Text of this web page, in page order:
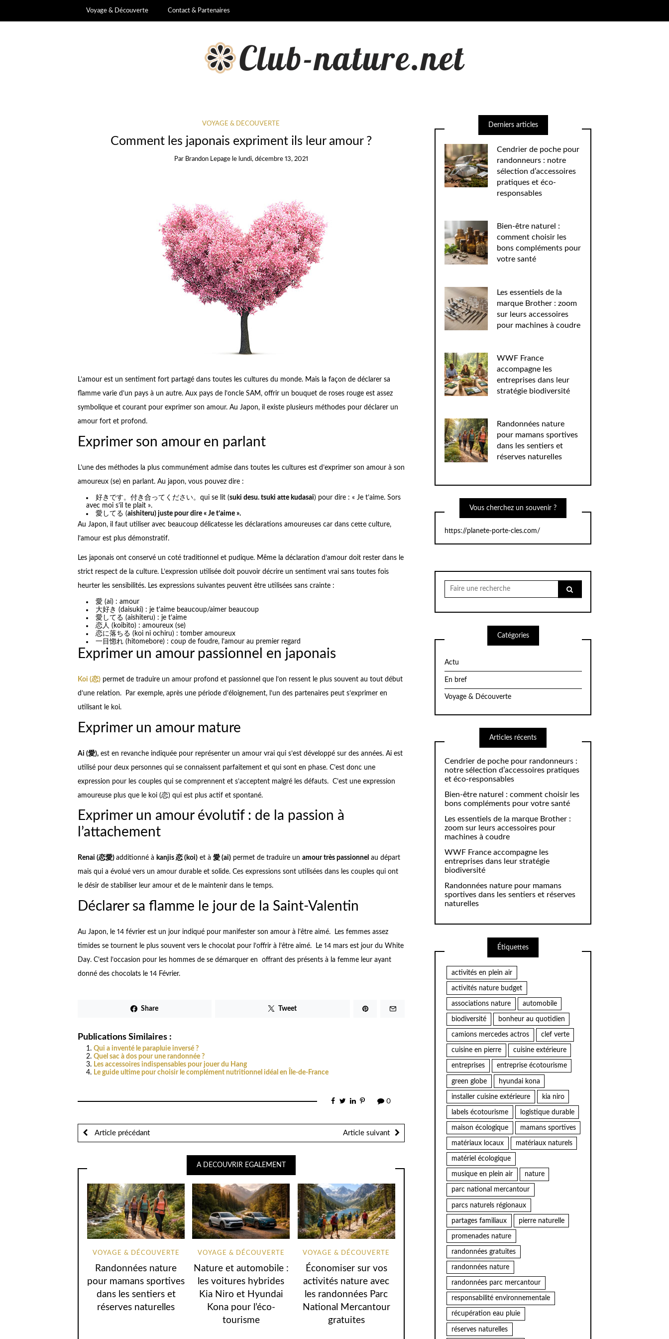
Voyage & Découverte Contact & Partenaires
VOYAGE & DÉCOUVERTE
Comment les japonais expriment ils leur amour ?
Par Brandon Lepage le lundi, décembre 13, 2021
L’amour est un sentiment fort partagé dans toutes les cultures du monde. Mais la façon de déclarer sa
flamme varie d’un pays à un autre. Aux pays de l’oncle SAM, offrir un bouquet de roses rouge est assez
symbolique et courant pour exprimer son amour. Au Japon, il existe plusieurs méthodes pour déclarer un
amour fort et profond.
Exprimer son amour en parlant
L’une des méthodes la plus communément admise dans toutes les cultures est d’exprimer son amour à son
amoureux (se) en parlant. Au japon, vous pouvez dire :
好きです。付き合ってください。qui se lit (suki desu. tsuki atte kudasai) pour dire : « Je t’aime. Sors
avec moi s’il te plait ».
愛してる (aishiteru) juste pour dire « Je t’aime ».
Au Japon, il faut utiliser avec beaucoup délicatesse les déclarations amoureuses car dans cette culture,
l’amour est plus démonstratif.
Les japonais ont conservé un coté traditionnel et pudique. Même la déclaration d’amour doit rester dans le
strict respect de la culture. L’expression utilisée doit pouvoir décrire un sentiment vrai sans toutes fois
heurter les sensibilités. Les expressions suivantes peuvent être utilisées sans crainte :
愛 (ai) : amour
大好き (daisuki) : je t’aime beaucoup/aimer beaucoup
愛してる (aishiteru) : je t’aime
恋人 (koibito) : amoureux (se)
恋に落ちる (koi ni ochiru) : tomber amoureux
一目惚れ (hitomebore) : coup de foudre, l’amour au premier regard
Exprimer un amour passionnel en japonais
Koi (恋) permet de traduire un amour profond et passionnel que l’on ressent le plus souvent au tout début
d’une relation. Par exemple, après une période d’éloignement, l’un des partenaires peut s’exprimer en
utilisant le koi.
Exprimer un amour mature
Ai (愛),est en revanche indiquée pour représenter un amour vrai qui s’est développé sur des années. Ai est
utilisé pour deux personnes qui se connaissent parfaitement et qui sont en phase. C’est donc une
expression pour les couples qui se comprennent et s’acceptent malgré les défauts. C’est une expression
amoureuse plus que le koi (恋) qui est plus actif et spontané.
Exprimer un amour évolutif : de la passion à
l’attachement
Renai (恋愛) additionné à kanjis 恋(koi)et à 愛(ai)permet de traduire un amour très passionnel au départ
mais qui a évolué vers un amour durable et solide. Ces expressions sont utilisées dans les couples qui ont
le désir de stabiliser leur amour et de le maintenir dans le temps.
Déclarer sa flamme le jour de la Saint-Valentin
Au Japon, le 14 février est un jour indiqué pour manifester son amour à l’être aimé. Les femmes assez
timides se tournent le plus souvent vers le chocolat pour l’offrir à l’être aimé. Le 14 mars est jour du White
Day. C’est l’occasion pour les hommes de se démarquer en offrant des présents à la femme leur ayant
donné des chocolats le 14 Février.
Share Tweet
Publications Similaires :
Qui a inventé le parapluie inversé ?
Quel sac à dos pour une randonnée ?
Les accessoires indispensables pour jouer du Hang
Le guide ultime pour choisir le complément nutritionnel idéal en Île-de-France
0
Article précédant Article suivant
A DECOUVRIR EGALEMENT
VOYAGE & DÉCOUVERTE
Randonnées nature
pour mamans sportives
dans les sentiers et
réserves naturelles
VOYAGE & DÉCOUVERTE
Nature et automobile :
les voitures hybrides
Kia Niro et Hyundai
Kona pour l’éco-
tourisme
VOYAGE & DÉCOUVERTE
Économiser sur vos
activités nature avec
les randonnées Parc
National Mercantour
gratuites
Derniers articles
Cendrier de poche pour
randonneurs : notre
sélection d’accessoires
pratiques et éco-
responsables
Bien-être naturel :
comment choisir les
bons compléments pour
votre santé
Les essentiels de la
marque Brother : zoom
sur leurs accessoires
pour machines à coudre
WWF France
accompagne les
entreprises dans leur
stratégie biodiversité
Randonnées nature
pour mamans sportives
dans les sentiers et
réserves naturelles
Vous cherchez un souvenir ?
https://planete-porte-cles.com/
Chercher
pour:
Catégories
Actu
En bref
Voyage & Découverte
Articles récents
Cendrier de poche pour randonneurs :
notre sélection d’accessoires pratiques
et éco-responsables
Bien-être naturel : comment choisir les
bons compléments pour votre santé
Les essentiels de la marque Brother :
zoom sur leurs accessoires pour
machines à coudre
WWF France accompagne les
entreprises dans leur stratégie
biodiversité
Randonnées nature pour mamans
sportives dans les sentiers et réserves
naturelles
Étiquettes
activités en plein air
activités nature budget
associations nature automobile
biodiversité bonheur au quotidien
camions mercedes actros clef verte
cuisine en pierre cuisine extérieure
entreprises entreprise écotourisme
green globe hyundai kona
installer cuisine extérieure kia niro
labels écotourisme logistique durable
maison écologique mamans sportives
matériaux locaux matériaux naturels
matériel écologique
musique en plein air nature
parc national mercantour
parcs naturels régionaux
partages familiaux pierre naturelle
promenades nature
randonnées gratuites
randonnées nature
randonnées parc mercantour
responsabilité environnementale
récupération eau pluie
réserves naturelles